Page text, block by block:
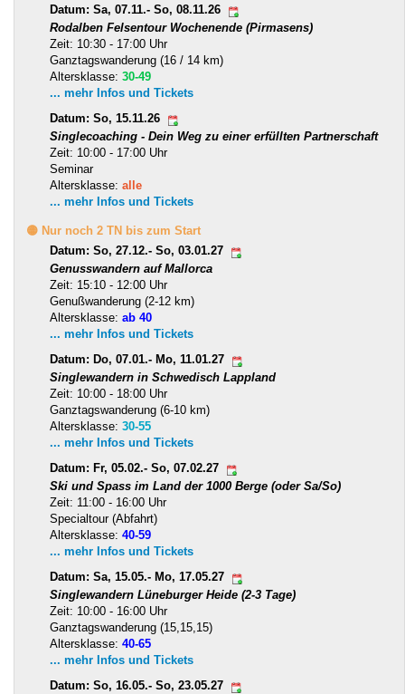
Datum: Sa, 07.11.- So, 08.11.26
Rodalben Felsentour Wochenende (Pirmasens)
Zeit: 10:30 - 17:00 Uhr
Ganztagswanderung (16 / 14 km)
Altersklasse: 30-49
... mehr Infos und Tickets
Datum: So, 15.11.26
Singlecoaching - Dein Weg zu einer erfüllten Partnerschaft
Zeit: 10:00 - 17:00 Uhr
Seminar
Altersklasse: alle
... mehr Infos und Tickets
🟡 Nur noch 2 TN bis zum Start
Datum: So, 27.12.- So, 03.01.27
Genusswandern auf Mallorca
Zeit: 15:10 - 12:00 Uhr
Genußwanderung (2-12 km)
Altersklasse: ab 40
... mehr Infos und Tickets
Datum: Do, 07.01.- Mo, 11.01.27
Singlewandern in Schwedisch Lappland
Zeit: 10:00 - 18:00 Uhr
Ganztagswanderung (6-10 km)
Altersklasse: 30-55
... mehr Infos und Tickets
Datum: Fr, 05.02.- So, 07.02.27
Ski und Spass im Land der 1000 Berge (oder Sa/So)
Zeit: 11:00 - 16:00 Uhr
Specialtour (Abfahrt)
Altersklasse: 40-59
... mehr Infos und Tickets
Datum: Sa, 15.05.- Mo, 17.05.27
Singlewandern Lüneburger Heide (2-3 Tage)
Zeit: 10:00 - 16:00 Uhr
Ganztagswanderung (15,15,15)
Altersklasse: 40-65
... mehr Infos und Tickets
Datum: So, 16.05.- So, 23.05.27